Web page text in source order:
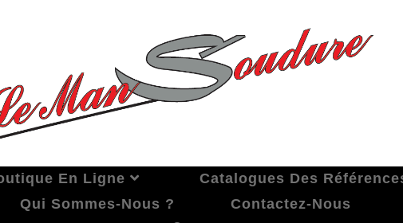
En Ligne Catalogues Des
Qui Sommes-Nous ? Contactez-Nous